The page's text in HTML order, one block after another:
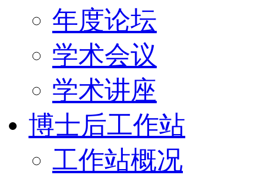
年度论坛
学术会议
学术讲座
博士后工作站
工作站概况